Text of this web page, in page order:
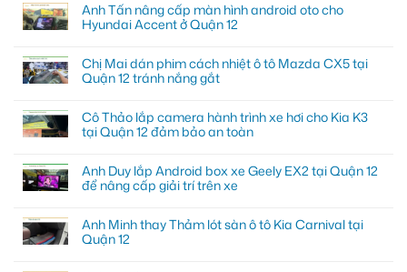
Anh Tấn nâng cấp màn hình android oto cho
Hyundai Accent ở Quận 12
Chị Mai dán phim cách nhiệt ô tô Mazda CX5 tại
Quận 12 tránh nắng gắt
Cô Thảo lắp camera hành trình xe hơi cho Kia K3
tại Quận 12 đảm bảo an toàn
Anh Duy lắp Android box xe Geely EX2 tại Quận 12
để nâng cấp giải trí trên xe
Anh Minh thay Thảm lót sàn ô tô Kia Carnival tại
Quận 12